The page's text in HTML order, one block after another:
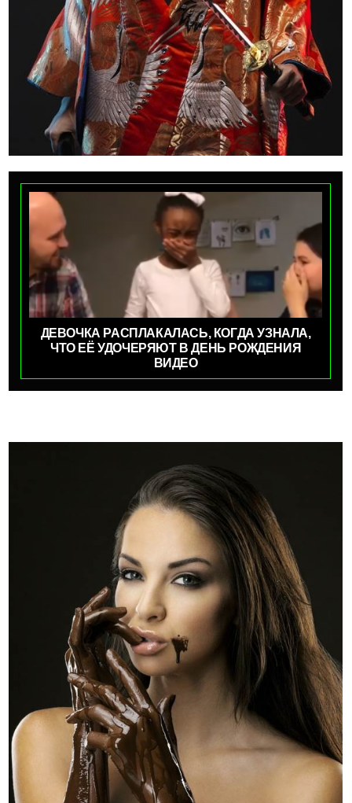
ДЕВОЧКА РАСПЛАКАЛАСЬ, КОГДА УЗНАЛА,
ЧТО ЕЁ УДОЧЕРЯЮТ В ДЕНЬ РОЖДЕНИЯ
ВИДЕО